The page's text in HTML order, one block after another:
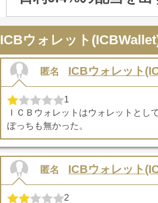
ICBウォレット
匿名 ICBウォレット
1
ＩＣＢウォレットはウォレットと
ぽっちも無かった。
匿名 ICBウォレット
2